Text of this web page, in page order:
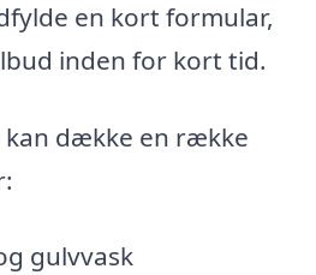
en kort formular,
inden for kort tid.
dække en række
gulvvask